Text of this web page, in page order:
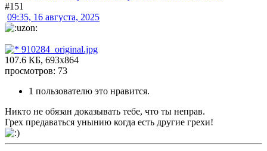
#151
09:35, 16 августа, 2025
910284_original.jpg
107.6 КБ, 693x864
просмотров: 73
1 пользователю это нравится.
Никто не обязан доказывать тебе, что ты неправ.
Грех предаваться унынию когда есть другие грехи!